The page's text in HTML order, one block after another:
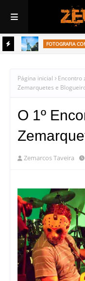
FOTOGRAFIA
Página inicial Encontro
Zemarquetes e
O 1º
Zemarcos Taveira